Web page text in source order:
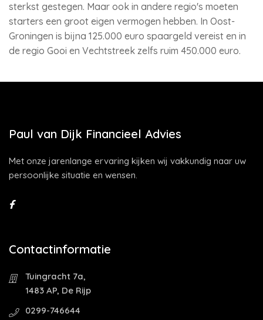
sterkst gestegen. Maar ook in andere regio's moeten
starters een groot eigen vermogen hebben. In Oost-
Groningen is bijna 125.000 euro spaargeld vereist en in
de regio Gooi en Vechtstreek zelfs ruim 450.000 euro.
Paul van Dijk Financieel Advies
Met onze jarenlange ervaring kijken wij vakkundig naar uw
persoonlijke situatie en wensen.
Contactinformatie
Tuingracht 7a,
1483 AP, De Rijp
0299-746644